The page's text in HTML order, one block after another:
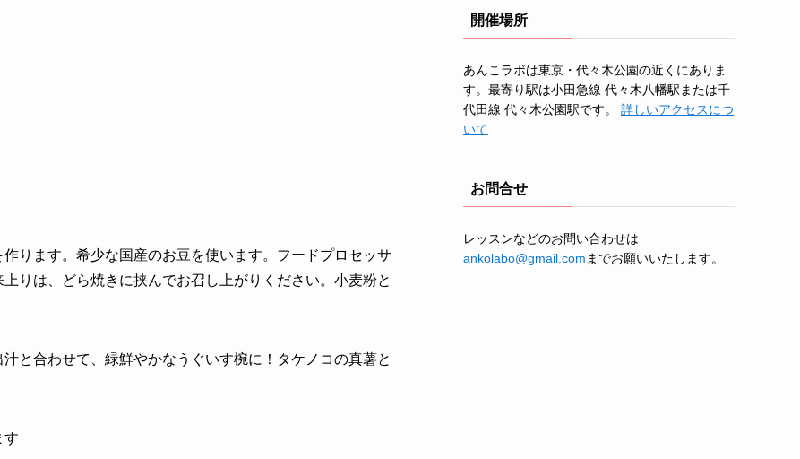
ります。希少な国産のお豆を使います。フードプロセッサ
りは、どら焼きに挟んでお召し上がりください。小麦粉と
と合わせて、緑鮮やかなうぐいす椀に！タケノコの真薯と
す
開催場所
あんこラボは東京・代々木公園の近くにありま
す。最寄り駅は小田急線 代々木八幡駅または千
代田線 代々木公園駅です。 詳しいアクセスにつ
いて
お問合せ
レッスンなどのお問い合わせは
ankolabo@gmail.com までお願いいたします。